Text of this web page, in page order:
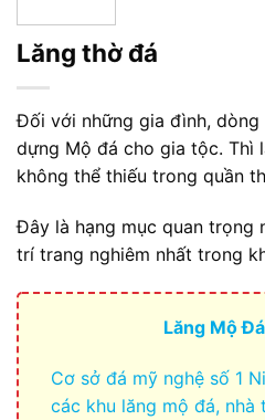
Lăng thờ đá
Đối với những gia đình,
dựng Mộ đá cho gia tộc. Thì
không thể thiếu trong quần
Đây là hạng mục quan trọng
trí trang nghiêm nhất trong
Lăng Mộ
Cơ sở đá mỹ nghệ số 1
các khu lăng mộ đá,